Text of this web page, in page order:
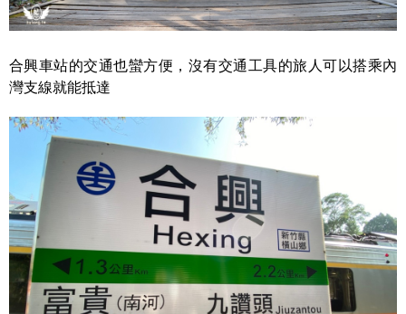
合興車站的交通也蠻方便，沒有交通工具的旅人可以搭乘內
灣支線就能抵達